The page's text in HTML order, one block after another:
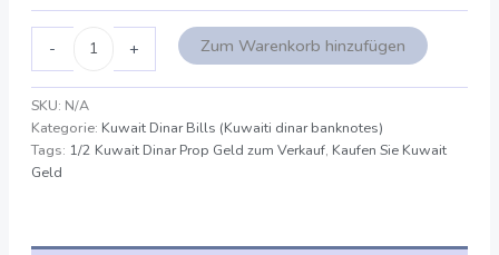
- + Zum Warenkorb hinzufügen
SKU: N/A
Kategorie: Kuwait Dinar Bills (Kuwaiti dinar banknotes)
Tags: 1/2 Kuwait Dinar Prop Geld zum Verkauf, Kaufen Sie Kuwait
Geld